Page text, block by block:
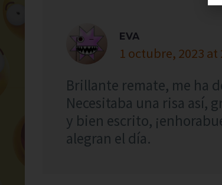
EVA
1 octubre, 2023 at
Brillante remate, me ha
Necesitaba una risa así,
y bien escrito,
alegran el día.